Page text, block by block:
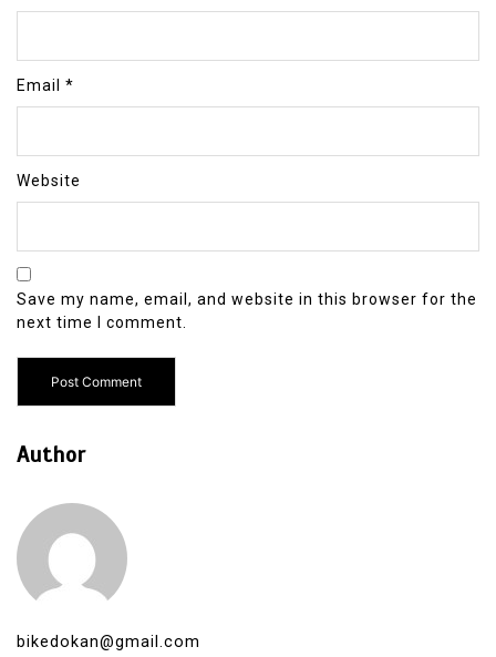
Email *
Website
Save my name, email, and website in this browser for the
next time I comment.
Author
bikedokan@gmail.com